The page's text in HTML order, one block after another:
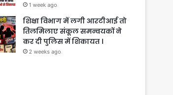
1 week ago
शिक्षा विभाग में लगी आरटीआई तो
तिलमिलाए संकूल समन्वयकों ने
कर दी पुलिस में शिकायत ।
2 weeks ago